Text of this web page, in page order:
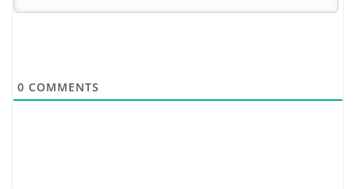
0 COMMENTS